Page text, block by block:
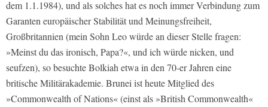
dem 1.1.1984), und als solches hat es noch immer Verbindung zum
Garanten europäischer Stabilität und Meinungsfreiheit,
Großbritannien (mein Sohn Leo würde an dieser Stelle fragen:
»Meinst du das ironisch, Papa?«, und ich würde nicken, und
seufzen), so besuchte Bolkiah etwa in den 70-er Jahren eine
britische Militärakademie. Brunei ist heute Mitglied des
»Commonwealth of Nations« (einst als »British Commonwealth«